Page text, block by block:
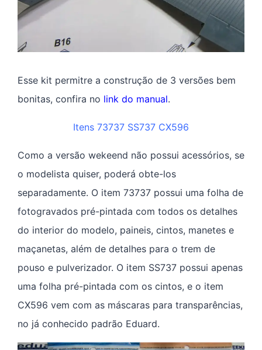
Esse kit permitre a construção de 3 versões bem
bonitas, confira no link do manual.
Itens 73737 SS737 CX596
Como a versão wekeend não possui acessórios, se
o modelista quiser, poderá obte-los
separadamente. O item 73737 possui uma folha de
fotogravados pré-pintada com todos os detalhes
do interior do modelo, paineis, cintos, manetes e
maçanetas, além de detalhes para o trem de
pouso e pulverizador. O item SS737 possui apenas
uma folha pré-pintada com os cintos, e o item
CX596 vem com as máscaras para transparências,
no já conhecido padrão Eduard.